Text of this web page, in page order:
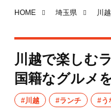
HOME 埼玉県 川
川越で楽しむ
国籍なグルメ
#川越 #ランチ #う